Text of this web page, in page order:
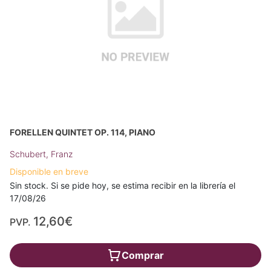
FORELLEN QUINTET OP. 114, PIANO
Schubert, Franz
Disponible en breve
Sin stock. Si se pide hoy, se estima recibir en la librería el
17/08/26
PVP. 12,60€
Comprar